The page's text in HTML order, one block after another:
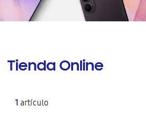
Tienda Online
1artículo